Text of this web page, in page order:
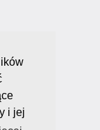
i jej